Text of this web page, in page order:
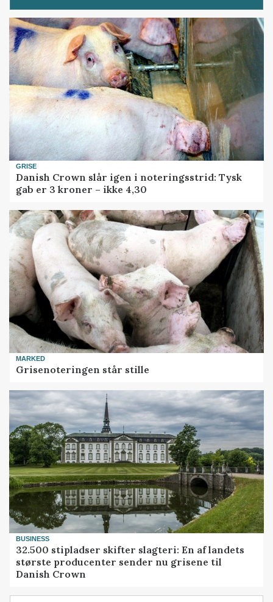
GRISE
Danish Crown slår igen i noteringsstrid: Tysk
gab er 3 kroner – ikke 4,30
MARKED
Grisenoteringen står stille
BUSINESS
32.500 stipladser skifter slagteri: En af landets
største producenter sender nu grisene til
Danish Crown